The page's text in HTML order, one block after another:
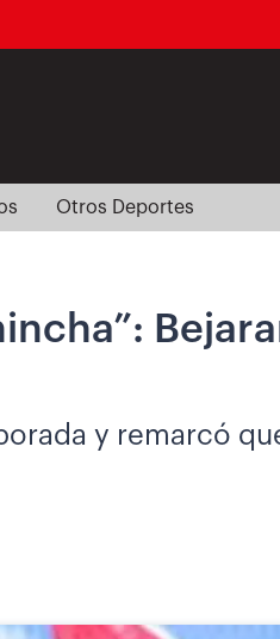
Otros Deportes
y remarcó